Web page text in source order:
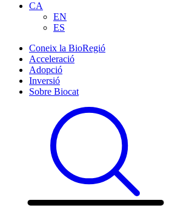
CA
EN
ES
Coneix la BioRegió
Acceleració
Adopció
Inversió
Sobre Biocat